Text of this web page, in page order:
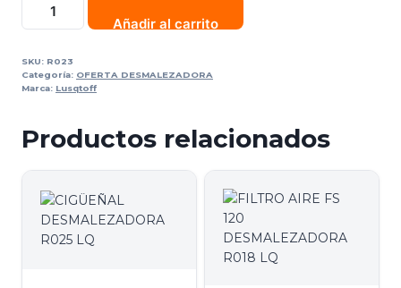
Añadir al carrito
SKU: R023
Categoría: OFERTA DESMALEZADORA
Marca: Lusqtoff
Productos relacionados